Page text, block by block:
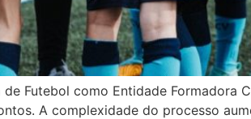
Futebol como Entidade Formadora
A complexidade do processo